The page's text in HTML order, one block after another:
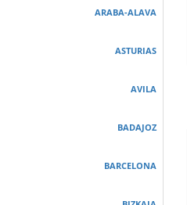
ARABA-ALAVA
ASTURIAS
AVILA
BADAJOZ
BARCELONA